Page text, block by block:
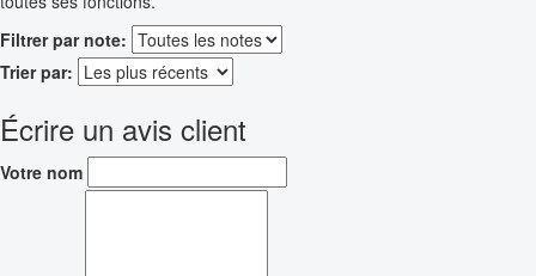
Filtrer par note:
Trier par:
Écrire un avis client
Votre nom